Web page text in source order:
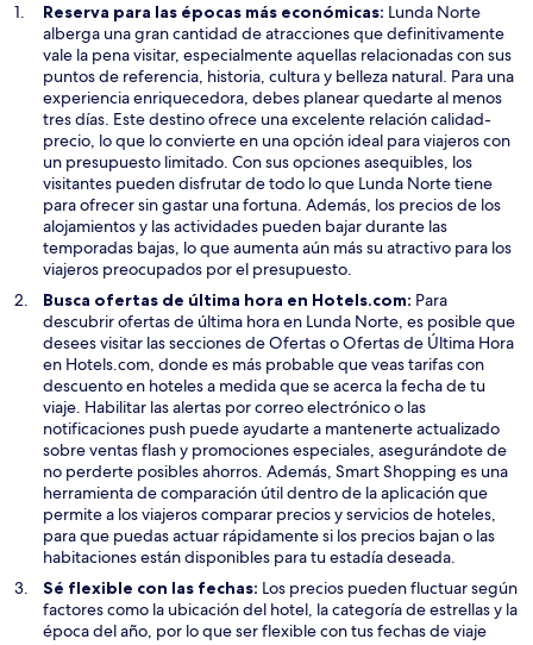
v
e
n
t
a
n
a
Reserva para las épocas más económicas: Lunda Norte
alberga una gran cantidad de atracciones que definitivamente
vale la pena visitar, especialmente aquellas relacionadas con sus
puntos de referencia, historia, cultura y belleza natural. Para una
experiencia enriquecedora, debes planear quedarte al menos
tres días. Este destino ofrece una excelente relación calidad-
precio, lo que lo convierte en una opción ideal para viajeros con
un presupuesto limitado. Con sus opciones asequibles, los
visitantes pueden disfrutar de todo lo que Lunda Norte tiene
para ofrecer sin gastar una fortuna. Además, los precios de los
alojamientos y las actividades pueden bajar durante las
temporadas bajas, lo que aumenta aún más su atractivo para los
viajeros preocupados por el presupuesto.
Busca ofertas de última hora en Hotels.com: Para
descubrir ofertas de última hora en Lunda Norte, es posible que
desees visitar las secciones de Ofertas o Ofertas de Última Hora
en Hotels.com, donde es más probable que veas tarifas con
descuento en hoteles a medida que se acerca la fecha de tu
viaje. Habilitar las alertas por correo electrónico o las
notificaciones push puede ayudarte a mantenerte actualizado
sobre ventas flash y promociones especiales, asegurándote de
no perderte posibles ahorros. Además, Smart Shopping es una
herramienta de comparación útil dentro de la aplicación que
permite a los viajeros comparar precios y servicios de hoteles,
para que puedas actuar rápidamente si los precios bajan o las
habitaciones están disponibles para tu estadía deseada.
Sé flexible con las fechas: Los precios pueden fluctuar según
factores como la ubicación del hotel, la categoría de estrellas y la
época del año, por lo que ser flexible con tus fechas de viaje